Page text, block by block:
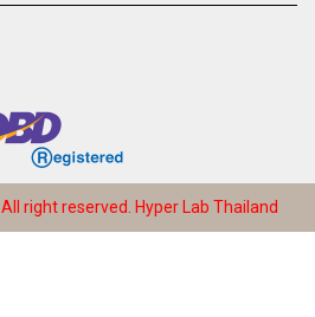
right reserved. Hyper Lab Thailand